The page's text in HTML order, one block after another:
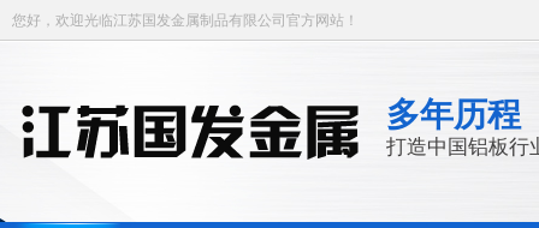
您好，欢迎光临江苏国发金属制品有限公司官方网站！
多年历程
打造中国铝板行